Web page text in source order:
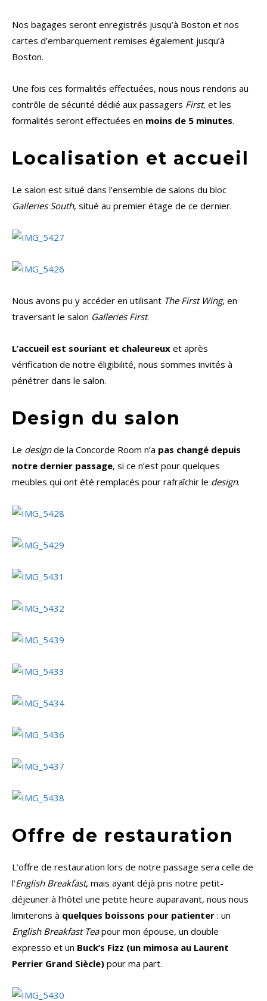
Nos bagages seront enregistrés jusqu’à Boston et nos
cartes d’embarquement remises également jusqu’à
Boston.
Une fois ces formalités effectuées, nous nous rendons au
contrôle de sécurité dédié aux passagers First, et les
formalités seront effectuées en moins de 5 minutes.
Localisation et accueil
Le salon est situé dans l’ensemble de salons du bloc
Galleries South, situé au premier étage de ce dernier.
Nous avons pu y accéder en utilisant The First Wing, en
traversant le salon Galleries First.
L’accueil est souriant et chaleureux et après
vérification de notre éligibilité, nous sommes invités à
pénétrer dans le salon.
Design du salon
Le designde la Concorde Room n’a pas changé depuis
notre dernier passage, si ce n’est pour quelques
meubles qui ont été remplacés pour rafraîchir le design.
Offre de restauration
L’offre de restauration lors de notre passage sera celle de
l’English Breakfast, mais ayant déjà pris notre petit-
déjeuner à l’hôtel une petite heure auparavant, nous nous
limiterons à quelques boissons pour patienter : un
English Breakfast Teapour mon épouse, un double
expresso et un Buck’s Fizz (un mimosa au Laurent
Perrier Grand Siècle) pour ma part.